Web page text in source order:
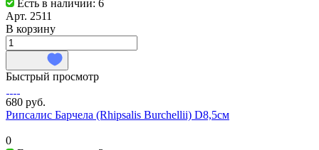
Есть в наличии: 6
Арт. 2511
В корзину
Быстрый просмотр
680 руб.
Рипсалис Барчела (Rhipsalis Burchellii) D8,5см
0